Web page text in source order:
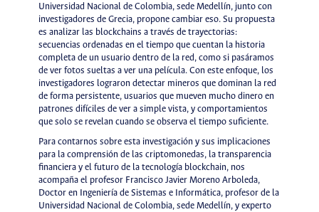
Universidad Nacional de Colombia, sede Medellín, junto con
investigadores de Grecia, propone cambiar eso. Su propuesta
es analizar las blockchains a través de trayectorias:
secuencias ordenadas en el tiempo que cuentan la historia
completa de un usuario dentro de la red, como si pasáramos
de ver fotos sueltas a ver una película. Con este enfoque, los
investigadores lograron detectar mineros que dominan la red
de forma persistente, usuarios que mueven mucho dinero en
patrones difíciles de ver a simple vista, y comportamientos
que solo se revelan cuando se observa el tiempo suficiente.
Para contarnos sobre esta investigación y sus implicaciones
para la comprensión de las criptomonedas, la transparencia
financiera y el futuro de la tecnología blockchain, nos
acompaña el profesor Francisco Javier Moreno Arboleda,
Doctor en Ingeniería de Sistemas e Informática, profesor de la
Universidad Nacional de Colombia, sede Medellín, y experto